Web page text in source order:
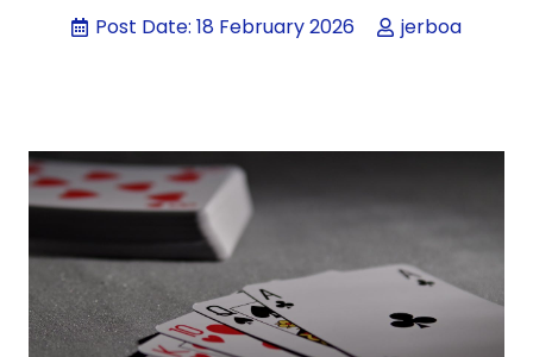
Post Date: 18 February 2026 jerboa